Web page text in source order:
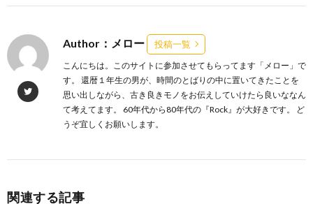
Author：メロー 投稿一覧
こんにちは。このサイトに参加させてもらってます「メロー」で
す。 還暦１年生の男が、時間のとばりの中に置いてきたことを
思い出しながら、古き良きモノをお伝えしていけたら良いななん
て考えてます。 60年代から80年代の『Rock』が大好きです。 ど
うぞ宜しくお願いします。
関連する記事